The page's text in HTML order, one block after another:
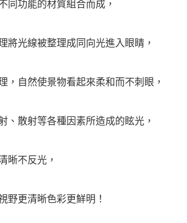
同功能的材質組合而成，
將光線被整理成同向光進入眼睛，
，自然使景物看起來柔和而不刺眼，
、散射等各種因素所造成的眩光，
晰不反光，
野更清晰色彩更鮮明！